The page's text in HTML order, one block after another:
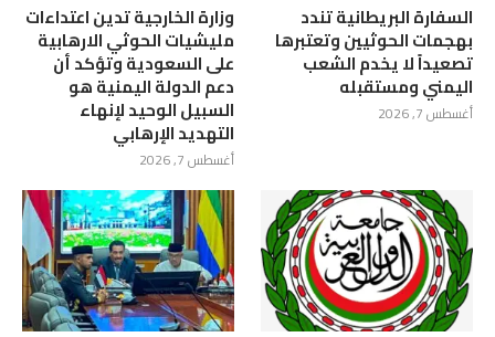
السفارة البريطانية تندد
بهجمات الحوثيين وتعتبرها
تصعيداً لا يخدم الشعب
اليمني ومستقبله
أغسطس 7, 2026
وزارة الخارجية تدين اعتداءات
مليشيات الحوثي الارهابية
على السعودية وتؤكد أن
دعم الدولة اليمنية هو
السبيل الوحيد لإنهاء
التهديد الإرهابي
أغسطس 7, 2026